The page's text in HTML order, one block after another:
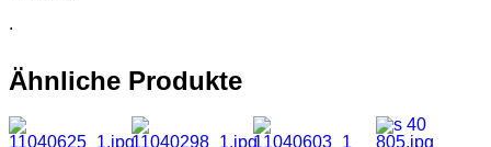
.
Ähnliche Produkte